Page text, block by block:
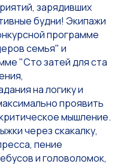
зарядивших
будни! Экипажи
программе
семья" и
"Сто затей для ста
на логику и
проявить
мышление.
через скакалку,
пение
и головоломок,